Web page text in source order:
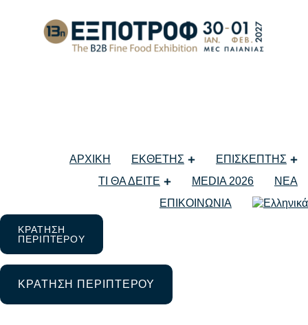
ΑΡΧΙΚΗ ΕΚΘΕΤΗΣ
ΕΠΙΣΚΕΠΤΗΣ
ΤΙ ΘΑ ΔΕΙΤΕ
MEDIA 2026
ΝΕΑ
ΕΠΙΚΟΙΝΩΝΙΑ
ΚΡΑΤΗΣΗ
ΠΕΡΙΠΤΕΡΟΥ
ΚΡΑΤΗΣΗ ΠΕΡΙΠΤΕΡΟΥ
11 Φεβρουαρίου 2025